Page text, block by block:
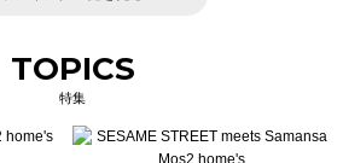
TOPICS
特集